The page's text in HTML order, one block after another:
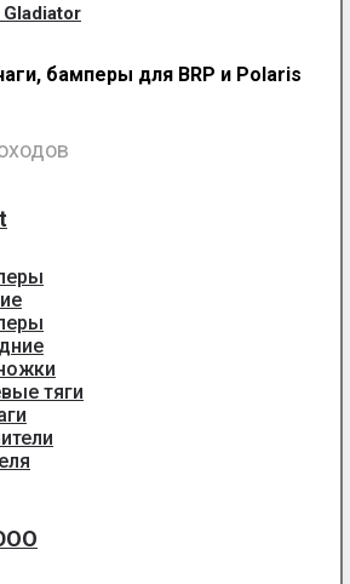
бамперы для BRP и Polaris
тяги